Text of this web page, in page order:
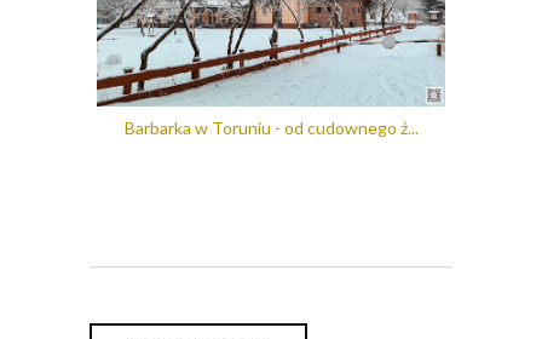
Barbarka w Toruniu - od cudownego ź...